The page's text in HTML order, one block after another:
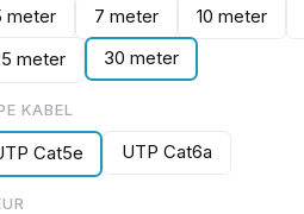
meter
7 meter 10 meter
meter
30 meter
KABEL
Cat5e UTP Cat6a